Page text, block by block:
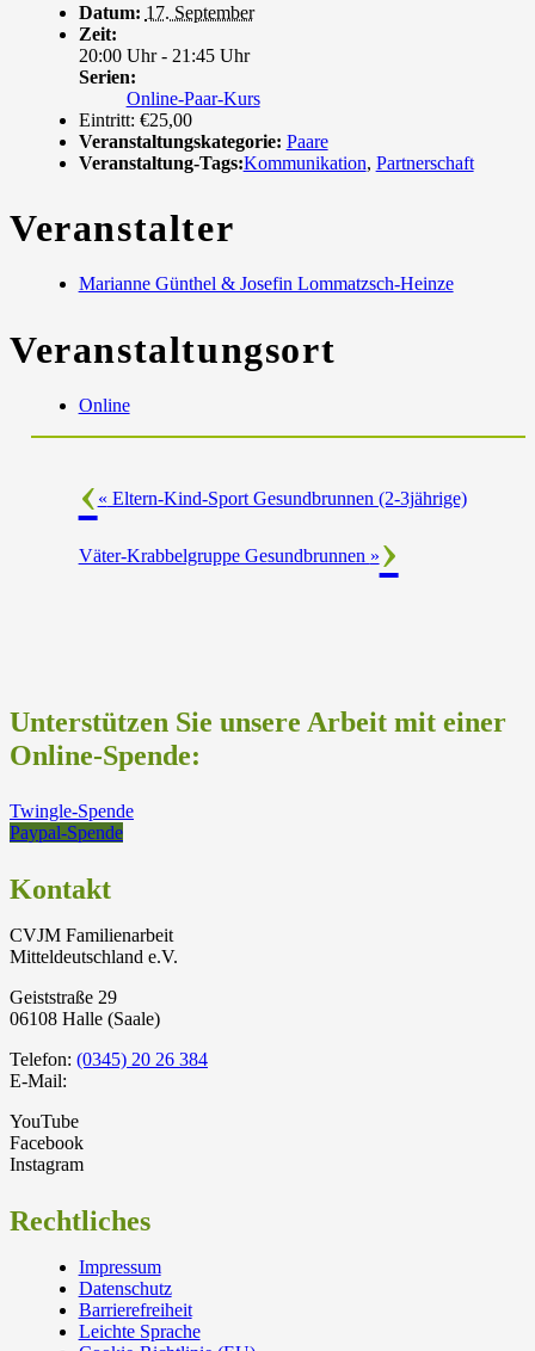
Datum: 17. September
Zeit:
20:00 Uhr - 21:45 Uhr
Serien:
Online-Paar-Kurs
Eintritt: €25,00
Veranstaltungskategorie: Paare
Veranstaltung-Tags:Kommunikation, Partnerschaft
Veranstalter
Marianne Günthel & Josefin Lommatzsch-Heinze
Veranstaltungsort
Online
« Eltern-Kind-Sport Gesundbrunnen (2-3jährige)
Väter-Krabbelgruppe Gesundbrunnen »
Unterstützen Sie unsere Arbeit mit einer
Online-Spende:
Twingle-Spende
Paypal-Spende
Kontakt
CVJM Familienarbeit
Mitteldeutschland e.V.
Geiststraße 29
06108 Halle (Saale)
Telefon: (0345) 20 26 384
E-Mail:
YouTube
Facebook
Instagram
Rechtliches
Impressum
Datenschutz
Barrierefreiheit
Leichte Sprache